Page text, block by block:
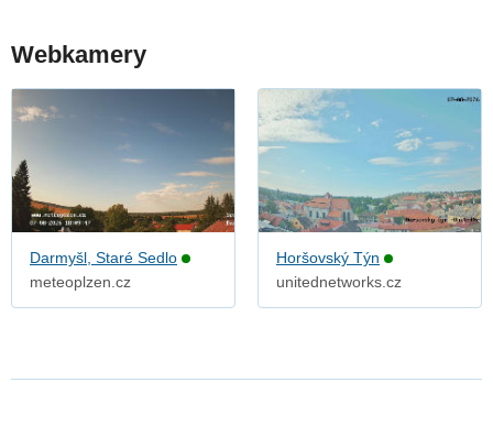
Webkamery
Darmyšl, Staré Sedlo
meteoplzen.cz
Horšovský Týn
unitednetworks.cz